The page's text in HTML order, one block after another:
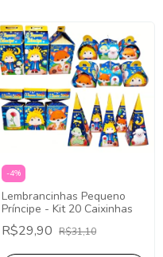
-4%
Lembrancinhas Pequeno
Príncipe - Kit 20 Caixinhas
R$29,90 R$31,10